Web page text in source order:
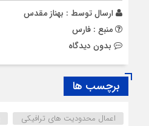
ارسال توسط : بهناز مقدس
منبع : فارس
بدون دیدگاه
برچسب ها
اعمال محدودیت های ترافیکی